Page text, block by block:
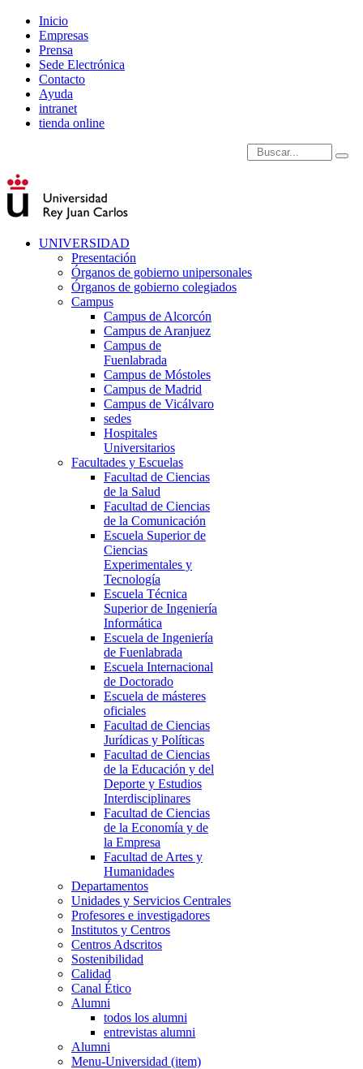
Inicio
Empresas
Prensa
Sede Electrónica
Contacto
Ayuda
intranet
tienda online
Introduce términos de
UNIVERSIDAD
Presentación
Órganos de gobierno unipersonales
Órganos de gobierno colegiados
Campus
Campus de Alcorcón
Campus de Aranjuez
Campus de
Fuenlabrada
Campus de Móstoles
Campus de Madrid
Campus de Vicálvaro
sedes
Hospitales
Universitarios
Facultades y Escuelas
Facultad de Ciencias
de la Salud
Facultad de Ciencias
de la Comunicación
Escuela Superior de
Ciencias
Experimentales y
Tecnología
Escuela Técnica
Superior de Ingeniería
Informática
Escuela de Ingeniería
de Fuenlabrada
Escuela Internacional
de Doctorado
Escuela de másteres
oficiales
Facultad de Ciencias
Jurídicas y Políticas
Facultad de Ciencias
de la Educación y del
Deporte y Estudios
Interdisciplinares
Facultad de Ciencias
de la Economía y de
la Empresa
Facultad de Artes y
Humanidades
Departamentos
Unidades y Servicios Centrales
Profesores e investigadores
Institutos y Centros
Centros Adscritos
Sostenibilidad
Calidad
Canal Ético
Alumni
todos los alumni
entrevistas alumni
Alumni
Menu-Universidad (item)